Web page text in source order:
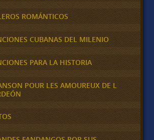
ROMÁNTICOS
CUBANAS DEL MILENIO
PARA LA HISTORIA
POUR LES AMOUREUX DE L